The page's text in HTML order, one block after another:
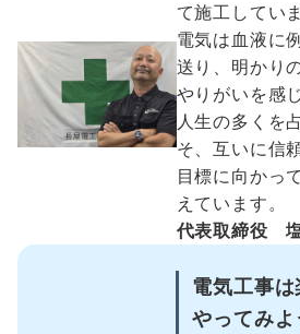
て施工してい
電気は血液に
送り、明かり
やりがいを感
人生の多くを
そ、互いに信
目標に向かっ
えています。
代表取締役
電気工事
やってみよ